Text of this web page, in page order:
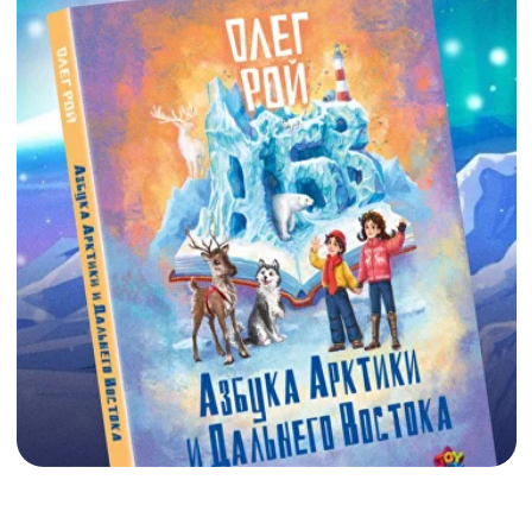
смотреть купить